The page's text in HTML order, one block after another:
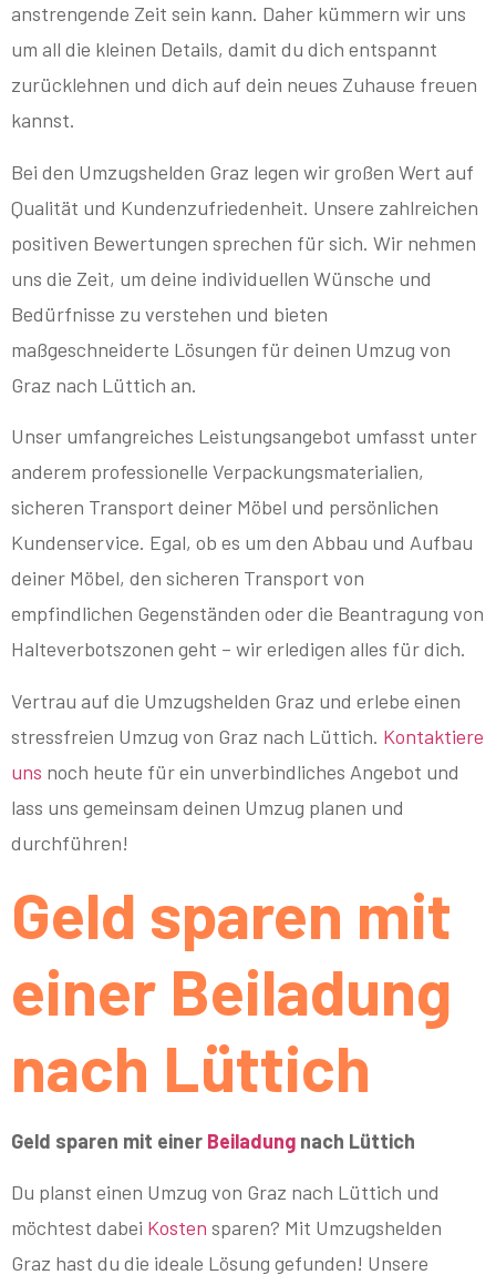
anstrengende Zeit sein kann. Daher kümmern wir uns
um all die kleinen Details, damit du dich entspannt
zurücklehnen und dich auf dein neues Zuhause freuen
kannst.
Bei den Umzugshelden Graz legen wir großen Wert auf
Qualität und Kundenzufriedenheit. Unsere zahlreichen
positiven Bewertungen sprechen für sich. Wir nehmen
uns die Zeit, um deine individuellen Wünsche und
Bedürfnisse zu verstehen und bieten
maßgeschneiderte Lösungen für deinen Umzug von
Graz nach Lüttich an.
Unser umfangreiches Leistungsangebot umfasst unter
anderem professionelle Verpackungsmaterialien,
sicheren Transport deiner Möbel und persönlichen
Kundenservice. Egal, ob es um den Abbau und Aufbau
deiner Möbel, den sicheren Transport von
empfindlichen Gegenständen oder die Beantragung von
Halteverbotszonen geht – wir erledigen alles für dich.
Vertrau auf die Umzugshelden Graz und erlebe einen
stressfreien Umzug von Graz nach Lüttich. Kontaktiere
uns noch heute für ein unverbindliches Angebot und
lass uns gemeinsam deinen Umzug planen und
durchführen!
Geld sparen mit
einer Beiladung
nach Lüttich
Geld sparen mit einer Beiladung nach Lüttich
Du planst einen Umzug von Graz nach Lüttich und
möchtest dabei Kosten sparen? Mit Umzugshelden
Graz hast du die ideale Lösung gefunden! Unsere